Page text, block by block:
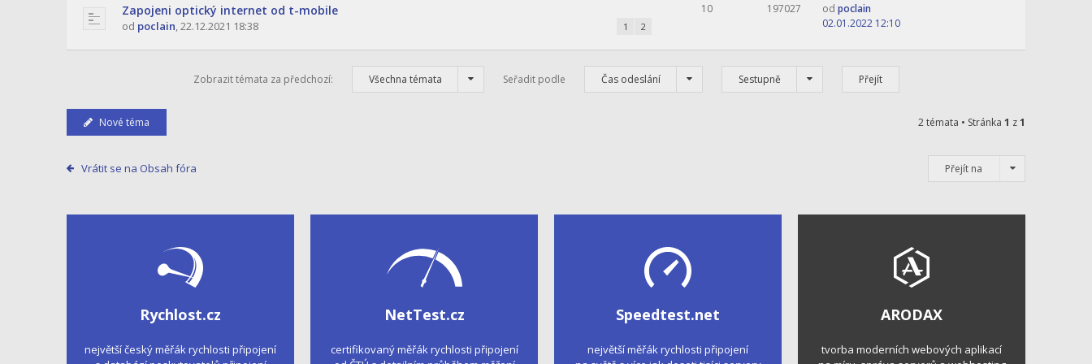
Zapojeni optický internet od t-mobile
od poclain,22.12.2021 18:38 1 2
10 197027 od poclain
02.01.2022 12:10
Zobrazit témata za předchozí: Všechna témata Seřadit podle Čas odeslání Sestupně
Nové téma 2 témata • Stránka 1 z1
Vrátit se na Obsah fóra Přejít na
Rychlost.cz
největší český měřák rychlosti připojení
NetTest.cz
certifikovaný měřák rychlosti připojení
Speedtest.net
největší měřák rychlosti připojení
ARODAX
tvorba moderních webových aplikací